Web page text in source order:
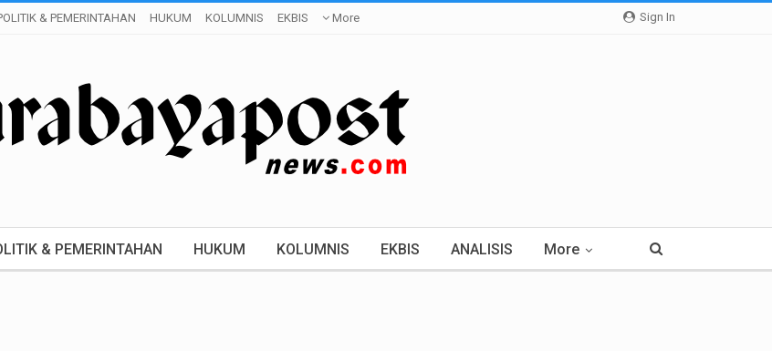
Sign In
& PEMERINTAHAN HUKUM KOLUMNIS EKBIS More
& PEMERINTAHAN HUKUM KOLUMNIS EKBIS ANALISIS More